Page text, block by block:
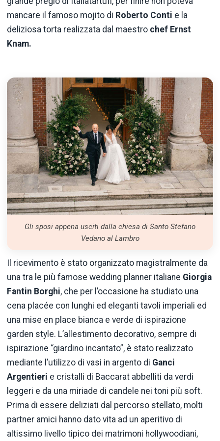
mancare il famoso mojito di Roberto Conti e la
deliziosa torta realizzata dal maestro chef Ernst
Knam.
Gli sposi appena usciti dalla chiesa di Santo Stefano
Vedano al Lambro
Il ricevimento è stato organizzato magistralmente da
una tra le più famose wedding planner italiane Giorgia
Fantin Borghi, che per l’occasione ha studiato una
cena placée con lunghi ed eleganti tavoli imperiali ed
una mise en place bianca e verde di ispirazione
garden style. L’allestimento decorativo, sempre di
ispirazione “giardino incantato”, è stato realizzato
mediante l’utilizzo di vasi in argento di Ganci
Argentieri e cristalli di Baccarat abbelliti da verdi
leggeri e da una miriade di candele nei toni più soft.
Prima di essere deliziati dal percorso stellato, molti
partner amici hanno dato vita ad un aperitivo di
altissimo livello tipico dei matrimoni hollywoodiani,